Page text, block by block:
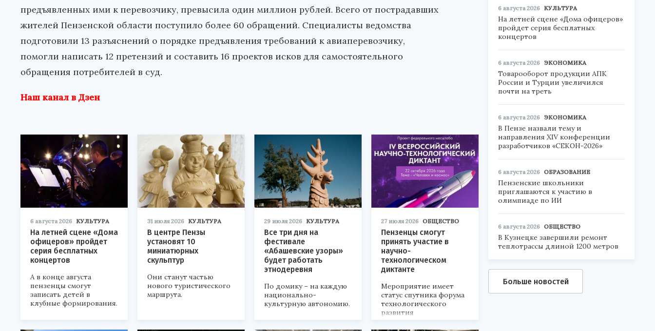
предъявленных ими к перевозчику, превысила один миллион рублей. Всего от пострадавших
жителей Пензенской области поступило более 60 обращений. Специалисты ведомства
подготовили 13 разъяснений о порядке предъявления требований к авиаперевозчику,
помогли написать 12 претензий и составить 16 проектов исков для самостоятельного
обращения потребителей в суд.
Наш канал в Дзен
6 августа 2026 КУЛЬТУРА
На летней сцене «Дома
офицеров» пройдет
серия бесплатных
концертов
А в конце августа
пензенцы смогут
записать детей в
клубные формирования.
31 июля 2026 КУЛЬТУРА
В центре Пензы
установят 10
миниатюрных
скульптур
Они станут частью
нового туристического
маршрута.
29 июля 2026 КУЛЬТУРА
Все три дня на
фестивале
«Абашевские узоры»
будет работать
этнодеревня
По домику – на каждую
национально-
культурную автономию.
27 июля 2026 ОБЩЕСТВО
Пензенцы смогут
принять участие в
научно-
технологическом
диктанте
Мероприятие имеет
статус спутника форума
технологического
развития
«Технопром-2026».
6 августа 2026 КУЛЬТУРА
На летней сцене «Дома офицеров»
пройдет серия бесплатных
концертов
6 августа 2026 ЭКОНОМИКА
Товарооборот продукции АПК
России и Турции увеличился
почти на треть
6 августа 2026 ЭКОНОМИКА
В Пензе назвали тему и
направления XIV конференции
разработчиков «СЕКОН-2026»
6 августа 2026 ОБРАЗОВАНИЕ
Пензенские школьники
приглашаются к участию в
олимпиаде по ИИ
6 августа 2026 ОБЩЕСТВО
В Кузнецке завершили ремонт
теплотрассы длиной 1200 метров
Больше новостей